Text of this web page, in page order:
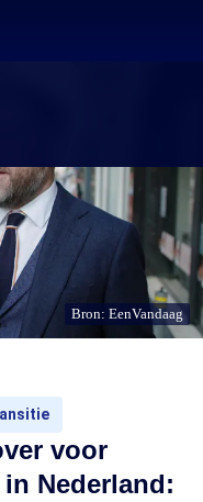
Bron: EenVandaag
voor
Nederland: